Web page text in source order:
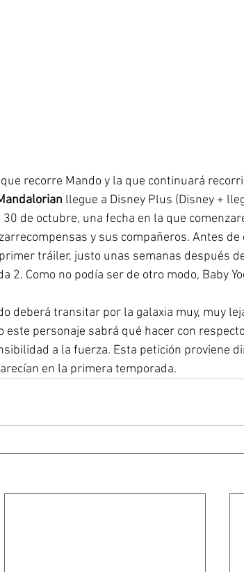
que recorre Mando y la que continuará
llegue a Disney Plus (Disney +
de octubre, una fecha en la que
y sus compañeros. Antes
tráiler, justo unas semanas después
2. Como no podía ser de otro modo, Baby
deberá transitar por la galaxia muy, muy
este personaje sabrá qué hacer con
a la fuerza. Esta petición proviene
en la primera temporada.